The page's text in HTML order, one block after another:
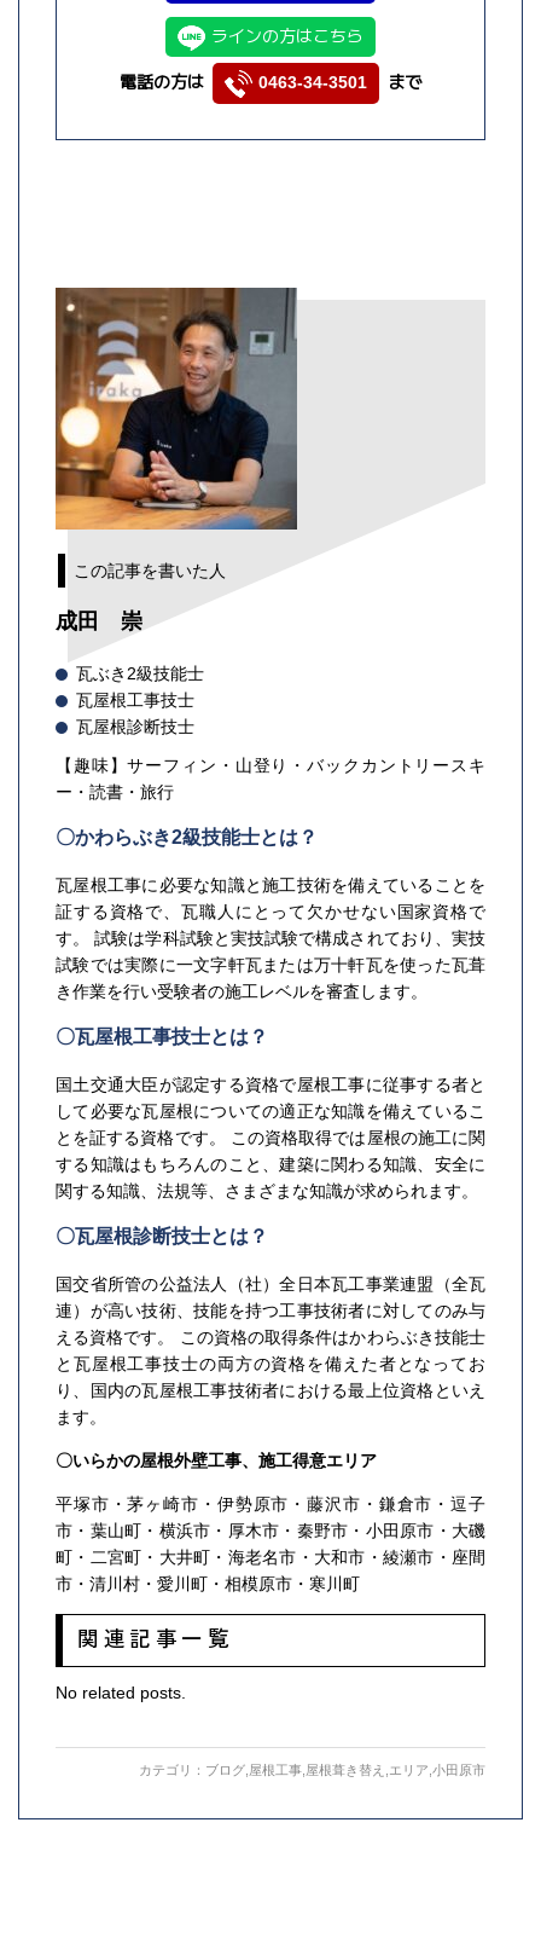
ラインの方はこちら
電話の方は 0463-34-3501 まで
この記事を書いた人
成田 崇
瓦ぶき2級技能士
瓦屋根工事技士
瓦屋根診断技士
【趣味】サーフィン・山登り・バックカントリースキ
ー・読書・旅行
〇かわらぶき2級技能士とは？
瓦屋根工事に必要な知識と施工技術を備えていることを
証する資格で、瓦職人にとって欠かせない国家資格で
す。 試験は学科試験と実技試験で構成されており、実技
試験では実際に一文字軒瓦または万十軒瓦を使った瓦葺
き作業を行い受験者の施工レベルを審査します。
〇瓦屋根工事技士とは？
国土交通大臣が認定する資格で屋根工事に従事する者と
して必要な瓦屋根についての適正な知識を備えているこ
とを証する資格です。 この資格取得では屋根の施工に関
する知識はもちろんのこと、建築に関わる知識、安全に
関する知識、法規等、さまざまな知識が求められます。
〇瓦屋根診断技士とは？
国交省所管の公益法人（社）全日本瓦工事業連盟（全瓦
連）が高い技術、技能を持つ工事技術者に対してのみ与
える資格です。 この資格の取得条件はかわらぶき技能士
と瓦屋根工事技士の両方の資格を備えた者となってお
り、国内の瓦屋根工事技術者における最上位資格といえ
ます。
〇いらかの屋根外壁工事、施工得意エリア
平塚市・茅ヶ崎市・伊勢原市・藤沢市・鎌倉市・逗子
市・葉山町・横浜市・厚木市・秦野市・小田原市・大磯
町・二宮町・大井町・海老名市・大和市・綾瀬市・座間
市・清川村・愛川町・相模原市・寒川町
関連記事一覧
No related posts.
カテゴリ： ブログ 屋根工事 屋根葺き替え エリア 小田原市